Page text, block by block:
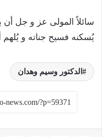
سائلاً المولى عز و جل أن
يُسكنه فسيح جناته و يُلهم
الدكتور وسيم وهدان